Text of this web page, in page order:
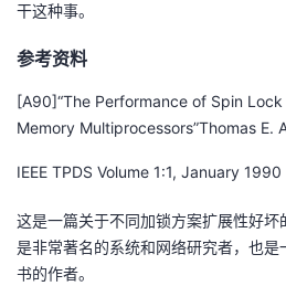
干这种事。
参考资料
[A90]“The Performance of Spin
Memory Multiprocessors”Thomas E.
IEEE TPDS Volume 1:1, January 1990
这是一篇关于不同加锁方案扩展性好
是非常著名的系统和网络研究者，也
书的作者。